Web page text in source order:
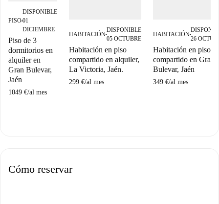
PISO■
DISPONIBLE
01
DICIEMBRE
Piso de 3
dormitorios en
alquiler en
Gran Bulevar,
Jaén
1049 €/al mes
HABITACIÓN■
DISPONIBLE
05 OCTUBRE
Habitación en piso
compartido en alquiler,
La Victoria, Jaén.
299 €/al mes
HABITACIÓN■
26
Habitación en piso
compartido en Gran
Bulevar, Jaén
349 €/al mes
Cómo reservar